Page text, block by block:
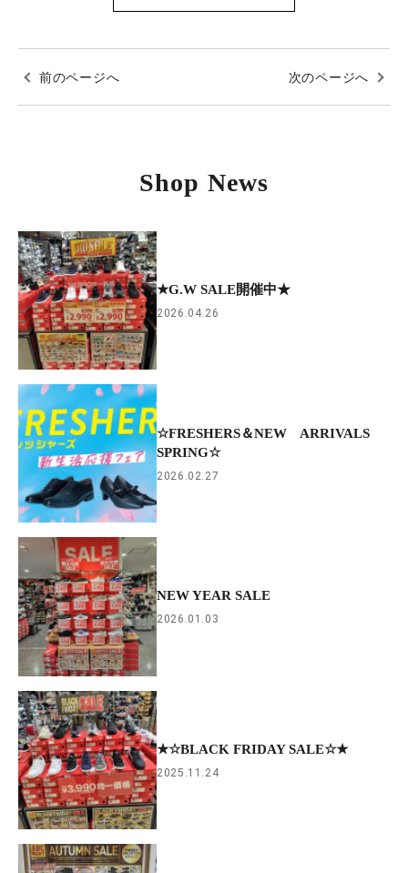
前のページへ 次のページへ
Shop News
★G.W SALE開催中★
2026.04.26
☆FRESHERS＆NEW ARRIVALS
SPRING☆
2026.02.27
NEW YEAR SALE
2026.01.03
★☆BLACK FRIDAY SALE☆★
2025.11.24